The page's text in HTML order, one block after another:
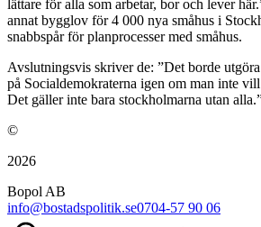
lättare för alla som arbetar, bor och lever
annat bygglov för 4 000 nya småhus i
snabbspår för planprocesser med småhus.
Avslutningsvis skriver de: ”Det borde
på Socialdemokraterna igen om man inte
Det gäller inte bara stockholmarna utan
©
2026
Bopol AB
info@bostadspolitik.se0704-57 90 06